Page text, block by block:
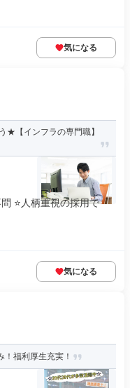
気になる
★【インフラの専門職】
⭐人柄重視の採用で
気になる
福利厚生充実！